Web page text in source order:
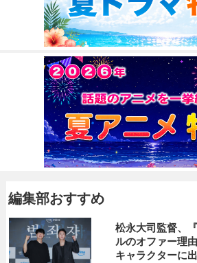
編集部おすすめ
松永大司監督、
ルのオファー理
キャラクターに